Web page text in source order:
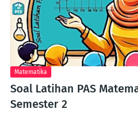
Matematika
Soal Latihan PAS
Semester 2